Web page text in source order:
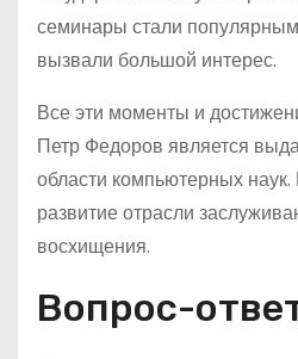
семинары стали
вызвали большой интерес.
Все эти моменты и
Петр Федоров является
области компьютерных
развитие отрасли
восхищения.
Вопрос-